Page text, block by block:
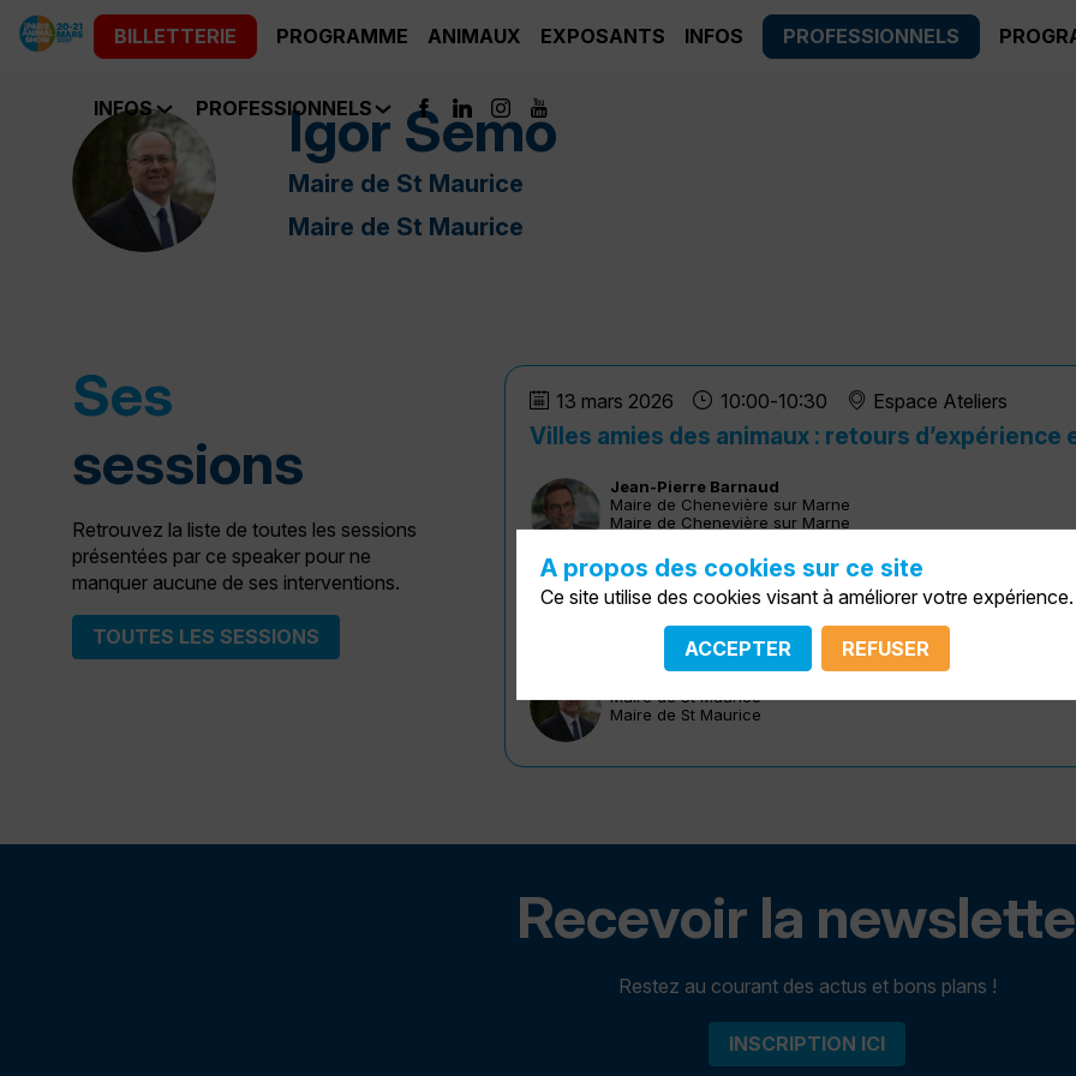
BILLETTERIE PROGRAMME ANIMAUX EXPOSANTS INFOS PROFESSIONNELS
INFOS PROFESSIONNELS
IS
Igor Semo
Maire de St Maurice
Maire de St Maurice
Ses
sessions
Retrouvez la liste de toutes les sessions
présentées par ce speaker pour ne
manquer aucune de ses interventions.
TOUTES LES SESSIONS
13 mars 2026 10:00-10:30 Espace Ateliers
Villes amies des animaux : retours
JB
Jean-Pierre Barnaud
Maire de Chenevière sur Marne
Maire de Chenevière sur Marne
YW
Yann
Wehrling
Région Ile-de-France
Vice-président en charge de la Transition écologique, du
IS
Maire de St Maurice
Maire de St Maurice
Recevoir la
Restez au courant des actus et bons plans !
INSCRIPTION ICI
A propos des cookies sur ce site
Ce site utilise des cookies visant à améliorer votre expérience.
ACCEPTER REFUSER